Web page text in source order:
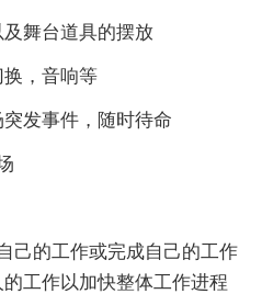
舞台道具的摆放
，音响等
发事件，随时待命
己的工作或完成自己的工作
工作以加快整体工作进程